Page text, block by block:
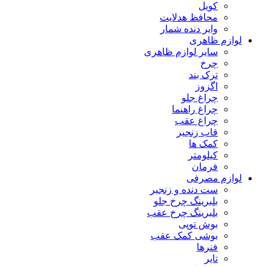
کویل
محافظ هدلایت
وایر دنده شمار
لوازم ظاهری
سایر لوازم ظاهری
چرخ
ترک بند
اگزوز
چراغ جلو
چراغ راهنما
چراغ عقب
قاب زنجیر
کمک ها
کیلومتر
فرمان
لوازم مصرفی
ست دنده و زنجیر
بلبرینگ چرخ جلو
بلبرینگ چرخ عقب
بوش توپی
بوشی کمک عقب
فنرها
تایر